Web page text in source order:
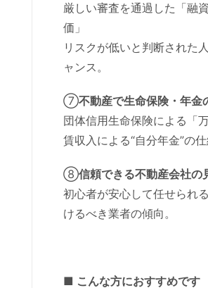
厳しい審査を通過した「融
価」
リスクが低いと判断された
ャンス。
⑦不動産で生命保険・年金
団体信用生命保険による「
賃収入による“自分年金”の仕
⑧信頼できる不動産会社の
初心者が安心して任せられ
けるべき業者の傾向。
■ こんな方におすすめです